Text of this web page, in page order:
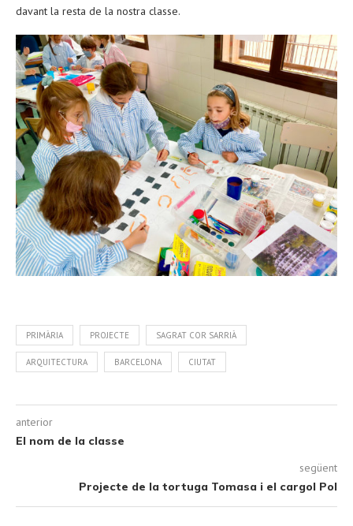
davant la resta de la nostra classe.
PRIMÀRIA PROJECTE SAGRAT COR SARRIÀ
ARQUITECTURA BARCELONA CIUTAT
anterior
El nom de la classe
següent
Projecte de la tortuga Tomasa i el cargol Pol